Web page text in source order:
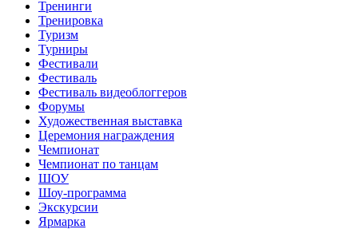
Тренинги
Тренировка
Туризм
Турниры
Фестивали
Фестиваль
Фестиваль видеоблоггеров
Форумы
Художественная выставка
Церемония награждения
Чемпионат
Чемпионат по танцам
ШОУ
Шоу-программа
Экскурсии
Ярмарка